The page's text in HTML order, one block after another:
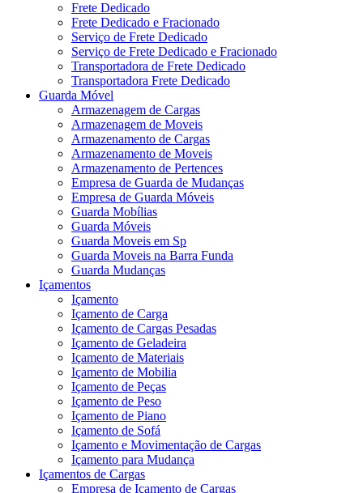
Frete Dedicado
Frete Dedicado e Fracionado
Serviço de Frete Dedicado
Serviço de Frete Dedicado e Fracionado
Transportadora de Frete Dedicado
Transportadora Frete Dedicado
Guarda Móvel
Armazenagem de Cargas
Armazenagem de Moveis
Armazenamento de Cargas
Armazenamento de Moveis
Armazenamento de Pertences
Empresa de Guarda de Mudanças
Empresa de Guarda Móveis
Guarda Mobílias
Guarda Móveis
Guarda Moveis em Sp
Guarda Moveis na Barra Funda
Guarda Mudanças
Içamentos
Içamento
Içamento de Carga
Içamento de Cargas Pesadas
Içamento de Geladeira
Içamento de Materiais
Içamento de Mobilia
Içamento de Peças
Içamento de Peso
Içamento de Piano
Içamento de Sofá
Içamento e Movimentação de Cargas
Içamento para Mudança
Içamentos de Cargas
Empresa de Içamento de Cargas